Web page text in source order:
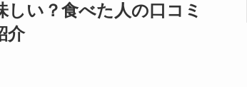
い？食べた人の口コミ
介